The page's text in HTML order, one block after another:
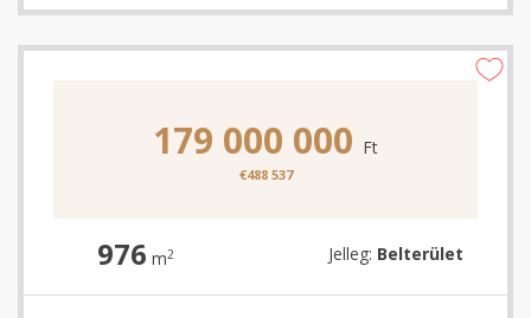
179 000 000 Ft
€488 537
976 m2 Jelleg: Belterület